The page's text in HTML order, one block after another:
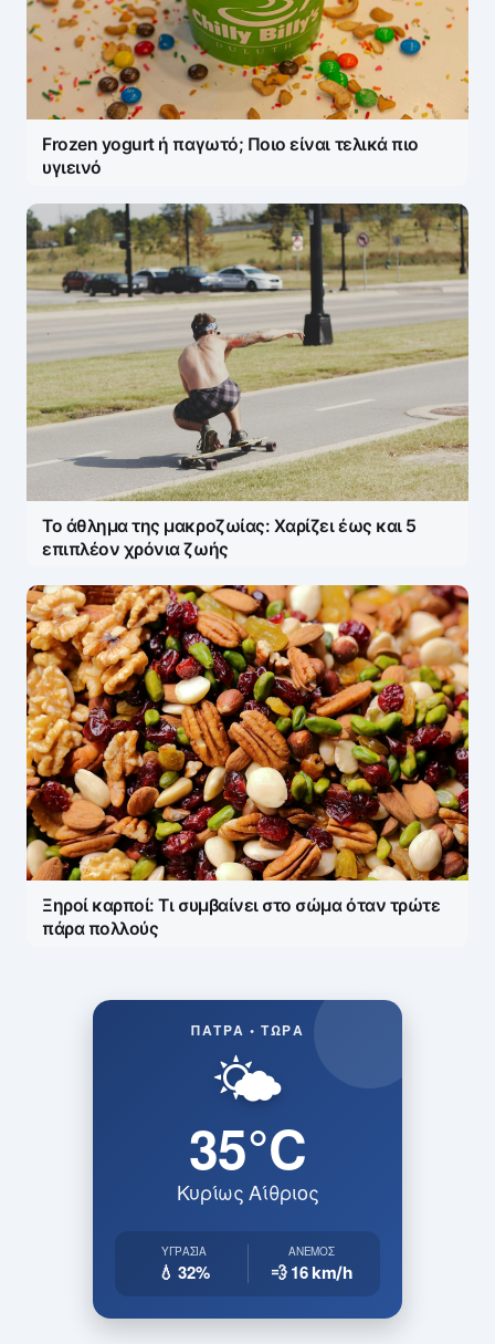
Frozen yogurt ή παγωτό; Ποιο είναι τελικά πιο
υγιεινό
Το άθλημα της μακροζωίας: Χαρίζει έως και 5
επιπλέον χρόνια ζωής
Ξηροί καρποί: Τι συμβαίνει στο σώμα όταν τρώτε
πάρα πολλούς
ΠΆΤΡΑ • ΤΏΡΑ
🌤️
35°C
Κυρίως Αίθριος
ΥΓΡΑΣΊΑ
💧 32%
ΆΝΕΜΟΣ
💨 16km/h